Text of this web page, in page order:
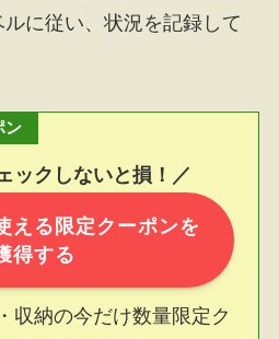
に従い、状況を記録して
ン
ックしないと損！／
える限定クーポンを
得する
収納の今だけ数量限定ク